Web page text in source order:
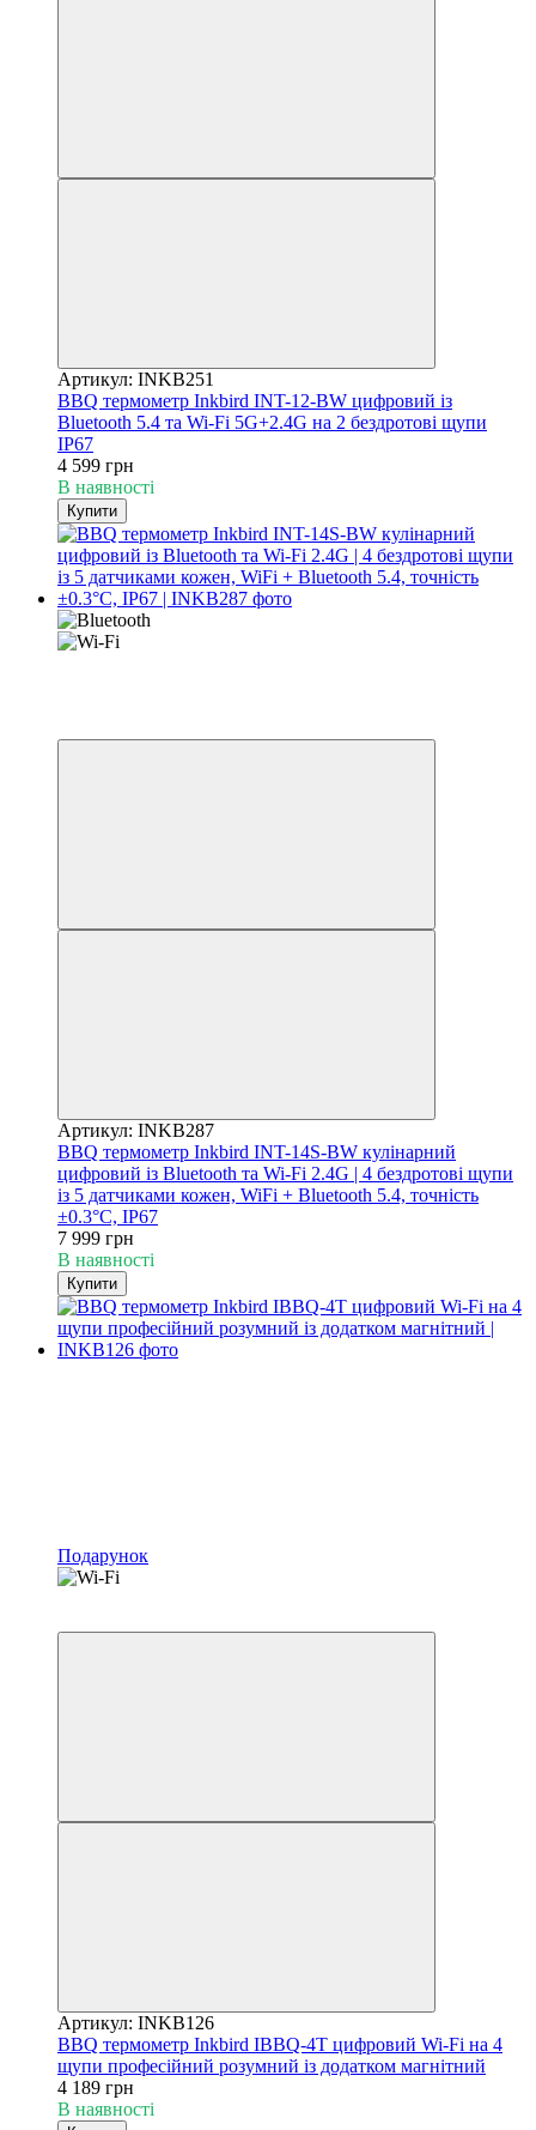
Артикул: INKB251
BBQ термометр Inkbird INT-12-BW цифровий із
Bluetooth 5.4 та Wi-Fi 5G+2.4G на 2 бездротові щупи
IP67
4 599 грн
В наявності
Купити
Артикул: INKB287
BBQ термометр Inkbird INT-14S-BW кулінарний
цифровий із Bluetooth та Wi-Fi 2.4G | 4 бездротові щупи
із 5 датчиками кожен, WiFi + Bluetooth 5.4, точність
±0.3°C, IP67
7 999 грн
В наявності
Купити
Подарунок
Артикул: INKB126
BBQ термометр Inkbird IBBQ-4T цифровий Wi-Fi на 4
щупи професійний розумний із додатком магнітний
4 189 грн
В наявності